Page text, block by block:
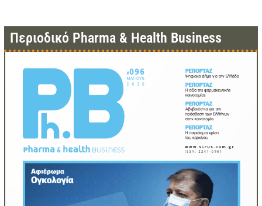
Περιοδικό Pharma & Health Business